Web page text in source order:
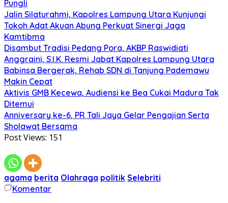
Pungli
Jalin Silaturahmi, Kapolres Lampung Utara Kunjungi
Tokoh Adat Akuan Abung Perkuat Sinergi Jaga
Kamtibma
Disambut Tradisi Pedang Pora, AKBP Raswidiati
Anggraini, S.I.K. Resmi Jabat Kapolres Lampung Utara
Babinsa Bergerak, Rehab SDN di Tanjung Pademawu
Makin Cepat
Aktivis GMB Kecewa, Audiensi ke Bea Cukai Madura Tak
Ditemui
Anniversary ke-6, PR Tali Jaya Gelar Pengajian Serta
Sholawat Bersama
Post Views: 151
agama berita Olahraga politik Selebriti
Komentar